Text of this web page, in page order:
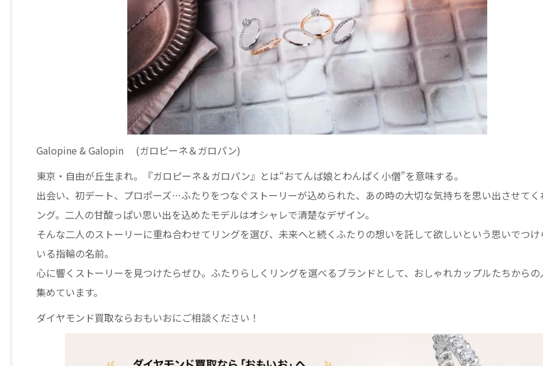
Galopine & Galopin (ガロピーネ＆ガロパン)
東京・自由が丘生まれ。『ガロピーネ＆ガロパン』とは“おてんば娘とわんぱく小僧”を意味する。
出会い、初デート、プロポーズ…ふたりをつなぐストーリーが込められた、あの時の大切な気持ちを思い出させてく
ング。二人の甘酸っぱい思い出を込めたモデルはオシャレで清楚なデザイン。
そんな二人のストーリーに重ね合わせてリングを選び、未来へと続くふたりの想いを託して欲しいという思いでつ
いる指輪の名前。
心に響くストーリーを見つけたらぜひ。ふたりらしくリングを選べるブランドとして、おしゃれカップルたちから
集めています。
ダイヤモンド買取ならおもいおにご相談ください！